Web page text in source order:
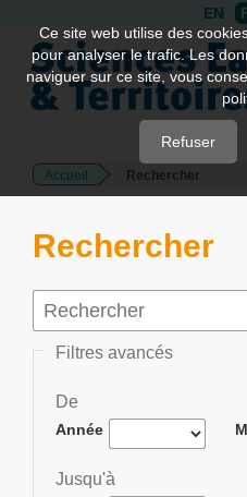
Quick
jump
page
Main
Content
EN
Accueil Rechercher
Rechercher
Filtres avancés
De
Année
Jusqu'à
Ce site web utilise des
pour analyser le trafic. Les
naviguer sur ce site, vous
Refuser